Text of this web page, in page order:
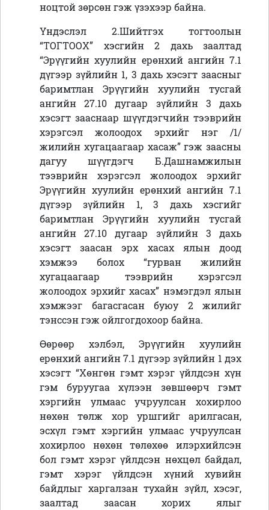
ноцтой зөрсөн гэж үзэхээр байна.
Үндэслэл 2.Шийтгэх тогтоолын
“ТОГТООХ” хэсгийн 2 дахь заалтад
“Эрүүгийн хуулийн ерөнхий ангийн 7.1
дүгээр зүйлийн 1, 3 дахь хэсэгт заасныг
баримтлан Эрүүгийн хуулийн тусгай
ангийн 27.10 дугаар зүйлийн 3 дахь
хэсэгт зааснаар шүүгдэгчийн тээврийн
хэрэгсэл жолоодох эрхийг нэг /1/
жилийн хугацаагаар хасаж” гэж заасны
дагуу шүүгдэгч Б.Дашнамжилын
тээврийн хэрэгсэл жолоодох эрхийг
Эрүүгийн хуулийн ерөнхий ангийн 7.1
дүгээр зүйлийн 1, 3 дахь хэсгийг
баримтлан Эрүүгийн хуулийн тусгай
ангийн 27.10 дугаар зүйлийн 3 дахь
хэсэгт заасан эрх хасах ялын доод
хэмжээ болох “гурван жилийн
хугацаагаар тээврийн хэрэгсэл
жолоодох эрхийг хасах” нэмэгдэл ялын
хэмжээг багасгасан буюу 2 жилийг
тэнссэн гэж ойлгогдохоор байна.
Өөрөөр хэлбэл, Эрүүгийн хуулийн
ерөнхий ангийн 7.1 дүгээр зүйлийн 1 дэх
хэсэгт “Хөнгөн гэмт хэрэг үйлдсэн хүн
гэм буруугаа хүлээн зөвшөөрч гэмт
хэргийн улмаас учруулсан хохирлоо
нөхөн төлж хор уршгийг арилгасан,
эсхүл гэмт хэргийн улмаас учруулсан
хохирлоо нөхөн төлөхөө илэрхийлсэн
бол гэмт хэрэг үйлдсэн нөхцөл байдал,
гэмт хэрэг үйлдсэн хүний хувийн
байдлыг харгалзан тухайн зүйл, хэсэг,
заалтад заасан хорих ялыг